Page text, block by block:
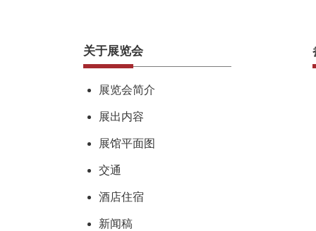
关于展览会
展览会简介
展出内容
展馆平面图
交通
酒店住宿
新闻稿